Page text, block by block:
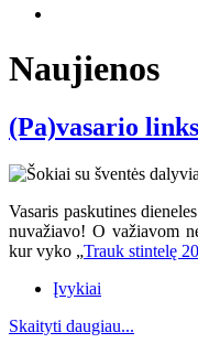
Naujienos
(Pa)vasario
Vasaris paskutines
nuvažiavo! O važiavom
kur vyko „Trauk stintelę
Įvykiai
Skaityti daugiau...